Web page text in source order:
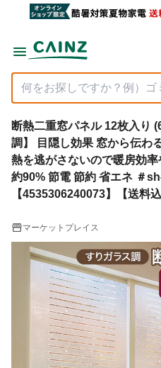
断熱二重窓パネル 12枚入り
調】 目隠し効果 窓から伝わ
熱を逃がさないので暖房効
約90% 節電 節約 省エネ ＃
【4535306240073】【送料込
マーケットプレイス